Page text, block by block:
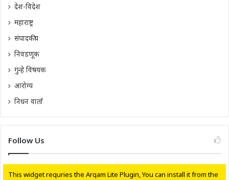
देश-विदेश
महाराष्ट्र
संपादकीय
निवडणूक
गुन्हे विषयक
आरोग्य
निधन वार्ता
Follow Us
This widget requries the Arqam Lite Plugin, You can install it from the